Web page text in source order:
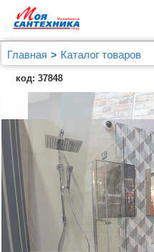
Главная
Каталог товаров
Душевые уголки,
Душевые шторки
Jacob Delafon
Шторка на ванну Jacob
код: 37848